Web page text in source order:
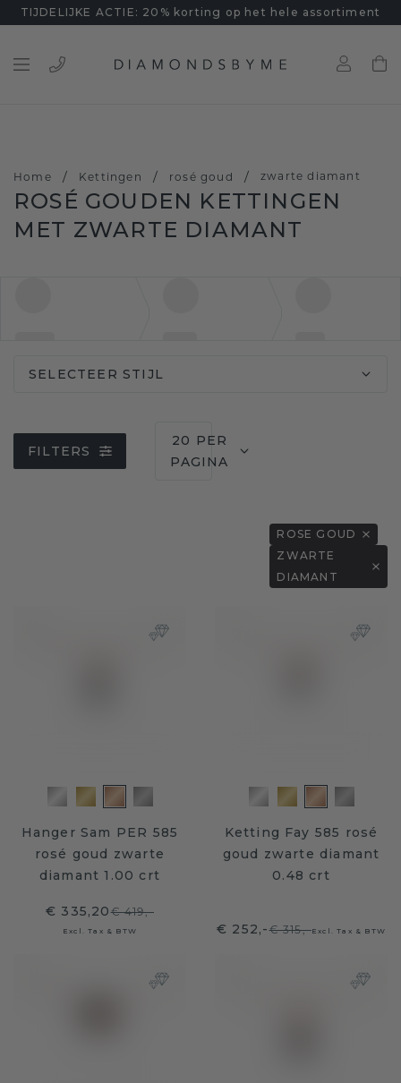
TIJDELIJKE ACTIE: 20% korting op het hele assortiment
Home / Kettingen / rosé goud / zwarte diamant
ROSÉ GOUDEN KETTINGEN
MET ZWARTE DIAMANT
SELECTEER STIJL
FILTERS
20 PER
PAGINA
ROSE GOUD
ZWARTE
DIAMANT
Hanger Sam PER 585
rosé goud zwarte
diamant 1.00 crt
€ 335,20€ 419,-
Excl. Tax & BTW
Ketting Fay 585 rosé
goud zwarte diamant
0.48 crt
€ 252,-€ 315,-Excl. Tax & BTW